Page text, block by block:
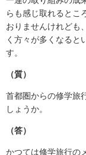
らも感じ取れるとこ
おりませんけれども
く方々が多くなると
す。
（質）
首都圏からの修学旅
しょうか。
（答）
かつては修学旅行の